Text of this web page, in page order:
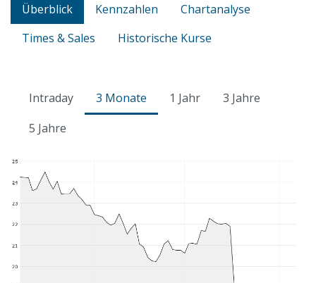
Überblick Kennzahlen
Chartanalyse
Times & Sales
Historische Kurse
Intraday 3 Monate 1 Jahr
3 Jahre
5 Jahre